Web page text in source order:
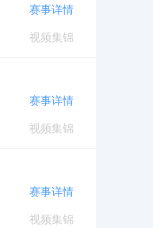
赛事详情
视频集锦
赛事详情
视频集锦
赛事详情
视频集锦